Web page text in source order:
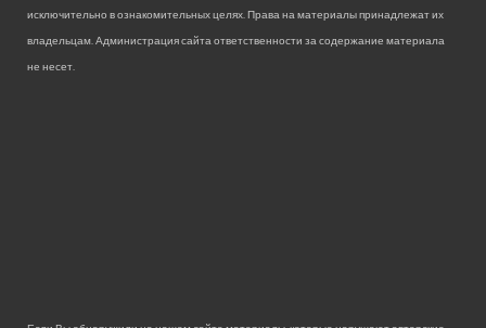
исключительно в ознакомительных целях. Права на материалы принадлежат их
владельцам. Администрация сайта ответственности за содержание материала
не несет.